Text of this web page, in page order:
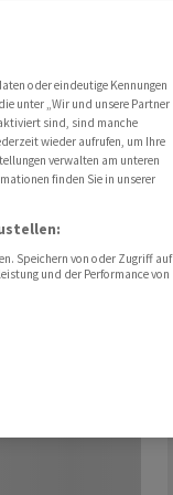
oder eindeutige Kennungen
unter „Wir und unsere Partner
sind, sind manche
wieder aufrufen, um Ihre
verwalten am unteren
finden Sie in unserer
Speichern von oder Zugriff auf
und der Performance von